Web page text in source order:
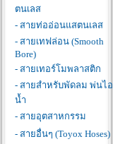
ตนเลส
- สายท่ออ่อนแสตนเลส
- สายเทฟล่อน (Smooth
Bore)
- สายเทอร์โมพลาสติก
- สายสำหรับพัดลม พ่นไอ
น้ำ
- สายอุตสาหกรรม
- สายอื่นๆ (Toyox Hoses)